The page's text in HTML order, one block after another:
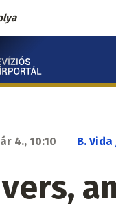
4., 10:10 B. Vida
vers,